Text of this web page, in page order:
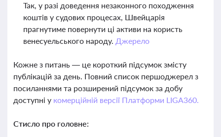
Так, у разі доведення незаконного походження
коштів у судових процесах, Швейцарія
прагнутиме повернути ці активи на користь
венесуельського народу. Джерело
Кожне з питань — це короткий підсумок змісту
публікацій за день. Повний список першоджерел з
посиланнями та розширений підсумок за добу
доступні у комерційній версії Платформи LIGA360.
Стисло про головне: